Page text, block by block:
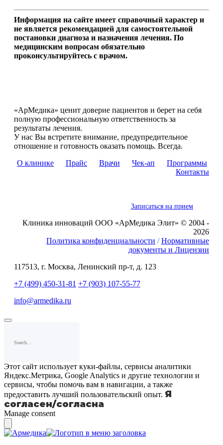
Информация на сайте имеет справочный характер и
не является рекомендацией для самостоятельной
постановки диагноза и назначения лечения. По
медицинским вопросам обязательно
проконсультируйтесь с врачом.
«АрМедика» ценит доверие пациентов и берет на себя
полную профессиональную ответственность за
результаты лечения.
У нас Вы встретите внимание, предупредительное
отношение и готовность оказать помощь. Всегда.
О клинике
Прайс Врачи Чек-ап
Программы
Контакты
Записаться на прием
Клиника инноваций ООО «АрМедика Элит» © 2004 -
2026
Политика конфиденциальности /Нормативные
документы и Лицензии
117513, г. Москва, Ленинский пр-т, д. 123
+7 (499) 450-31-81 +7 (903) 107-55-77
info@armedika.ru
Этот сайт использует куки-файлы, сервисы аналитики
Яндекс.Метрика, Google Analytics и другие технологии и
сервисы, чтобы помочь вам в навигации, а также
предоставить лучший пользовательский опыт. Я
согласен/согласна
Manage consent